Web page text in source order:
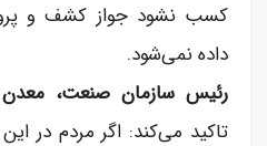
کسب نشود جواز کشف و
داده نمی‌شود.
رئیس سازمان صنعت،
تاکید می‌کند: اگر مردم در